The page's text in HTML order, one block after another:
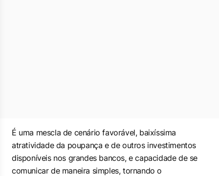
É uma mescla de cenário favorável, baixíssima
atratividade da poupança e de outros investimentos
disponíveis nos grandes bancos, e capacidade de se
comunicar de maneira simples, tornando o